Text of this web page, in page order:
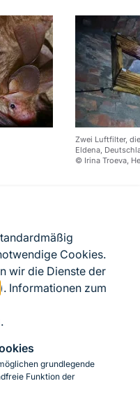
Cookies.
wir die Dienste der
). Informationen zum
.
grundlegende
Funktion der
Zwei Luftfilter,
Eldena,
© Irina Troeva,
BfN